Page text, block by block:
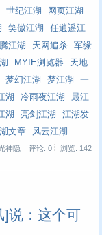
世纪江湖
网页江湖
笑傲江湖
任逍遥江
江湖 天网追杀
军缘
MYIE浏览器
天地
梦幻江湖 梦江湖
一
湖 冷雨夜江湖
最江
湖 亮剑江湖
江湖发
文章 风云江湖
神隐 评论: 0 浏览: 142
]说：这个可